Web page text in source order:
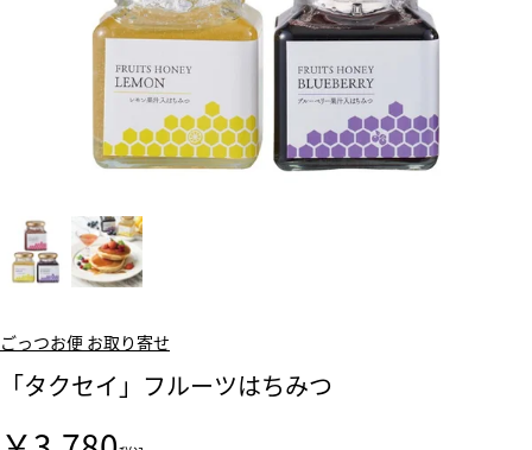
ごっつお便 お取り寄せ
「タクセイ」フルーツはちみつ